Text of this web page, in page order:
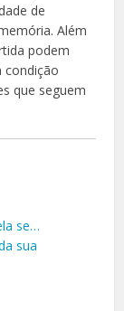
de
Além
podem
condição
que seguem
se…
sua